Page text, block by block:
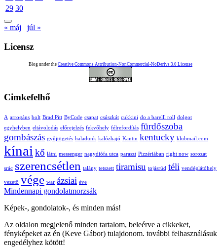
29 30
« máj júl »
Licensz
Blog under the Creative Commons Attribution-NonCommercial-NoDerivs 3.0 License
Cimkefelhő
A arrogáns bolt Brad Pitt ByCode csapat csúszkát cukkini do a barelll roll dolgot
egyhelyben eltávolodás előrejelzés fekvőhely félrefordítás fürdőszoba
gombászás gyűjtögetés haladunk kalózhajó Kantin kentucky klubmail.com
kínai kő látni messenger nagydiófa utca paraszt Pizzériában right now sorozat
srác szerencsétlen talány tetszett tiramisu tojásrúd téli vendéglátóhely
vezető vége war ázsiai éve
Mindennapi gondolatmorzsák
Képek-, gondolatok-, és minden más!
Az oldalon megjelenő minden tartalom, beleérve a cikkeket,
fényképeket az én (Keve Gábor) tulajdonom. további felhasználásuk
engedélyhez kötött!